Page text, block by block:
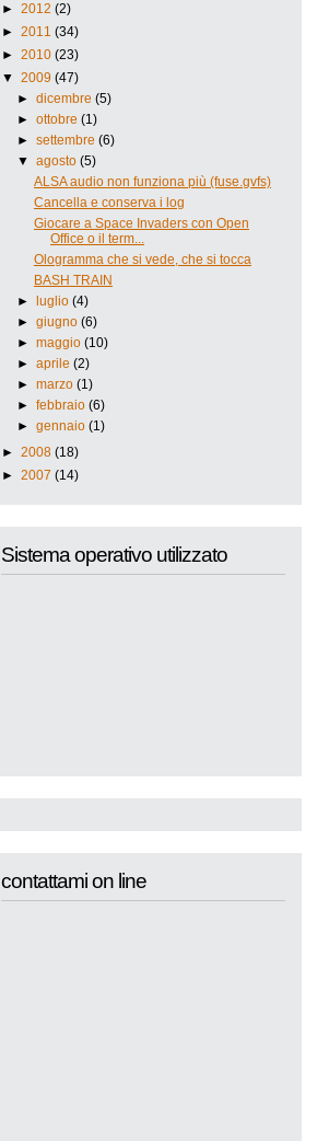
► 2012 (2)
► 2011 (34)
► 2010 (23)
▼ 2009 (47)
►dicembre (5)
►ottobre (1)
►settembre (6)
▼ agosto (5)
ALSA audio non funziona più (fuse.gvfs)
Cancella e conserva i log
Giocare a Space Invaders con Open
Office o il term...
Ologramma che si vede, che si tocca
BASH TRAIN
►
luglio (4)
►giugno (6)
►maggio (10)
►aprile (2)
►marzo (1)
►febbraio (6)
►gennaio (1)
► 2008 (18)
► 2007 (14)
Sistema operativo utilizzato
contattami on line